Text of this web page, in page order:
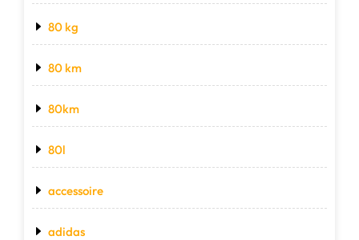
80 kg
80 km
80km
80l
accessoire
adidas